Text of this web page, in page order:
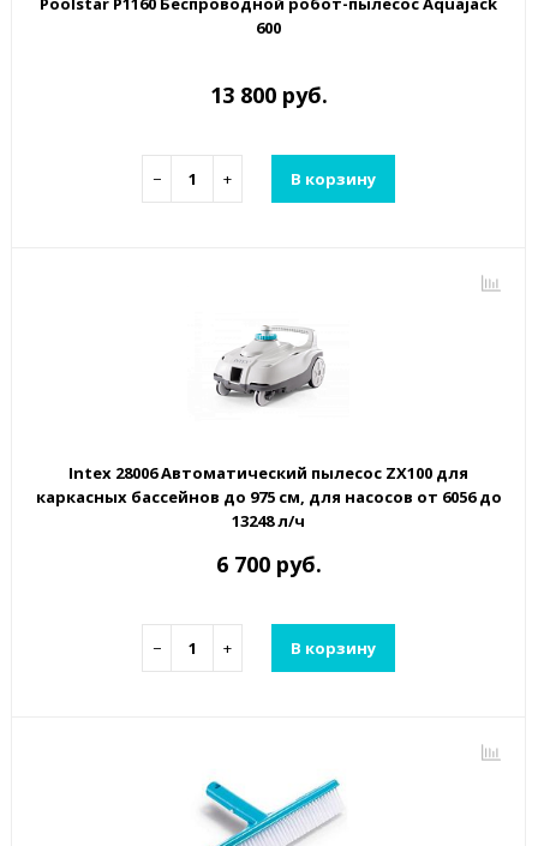
600
13 800 руб.
− + В корзину
Intex 28006 Автоматический пылесос ZX100 для
каркасных бассейнов до 975 см, для насосов от 6056 до
13248 л/ч
6 700 руб.
− + В корзину